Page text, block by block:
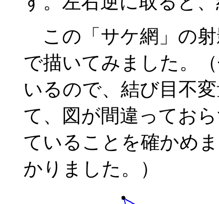
この「サケ網」の
で描いてみました。
いるので、結び目不
て、図が間違ってお
ていることを確かめ
かりました。）